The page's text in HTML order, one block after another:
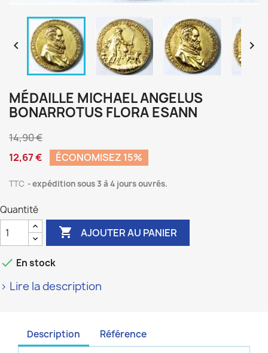
 
MÉDAILLE MICHAEL ANGELUS
BONARROTUS FLORA ESANN
14,90 €
12,67 €
ÉCONOMISEZ 15%
TTC expédition sous 3 à 4 jours ouvrés.
Quantité
 AJOUTER AU PANIER
 En stock
> Lire la description
Description Référence